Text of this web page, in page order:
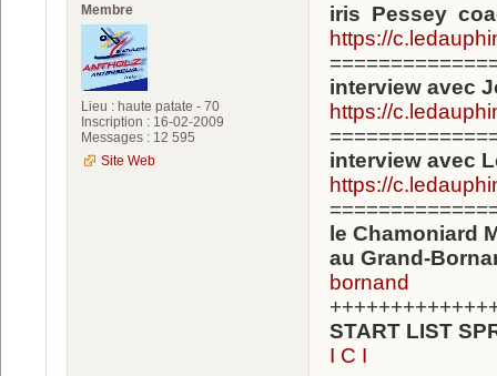
Membre
Lieu : haute patate - 70
Inscription : 16-02-2009
Messages : 12 595
Site Web
iris Pessey
https://
interview avec
https://
interview avec
https://
le Chamoniard
au Grand-
bornand
START LIST
I C I